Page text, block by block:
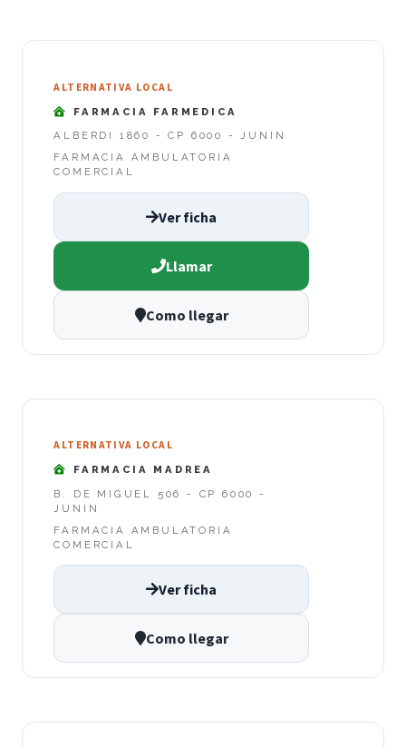
ALTERNATIVA LOCAL
FARMACIA FARMEDICA
ALBERDI 1860 - CP 6000 - JUNIN
FARMACIA AMBULATORIA
COMERCIAL
Ver ficha
Llamar
Como llegar
ALTERNATIVA LOCAL
FARMACIA MADREA
B. DE MIGUEL 506 - CP 6000 -
JUNIN
FARMACIA AMBULATORIA
COMERCIAL
Ver ficha
Como llegar